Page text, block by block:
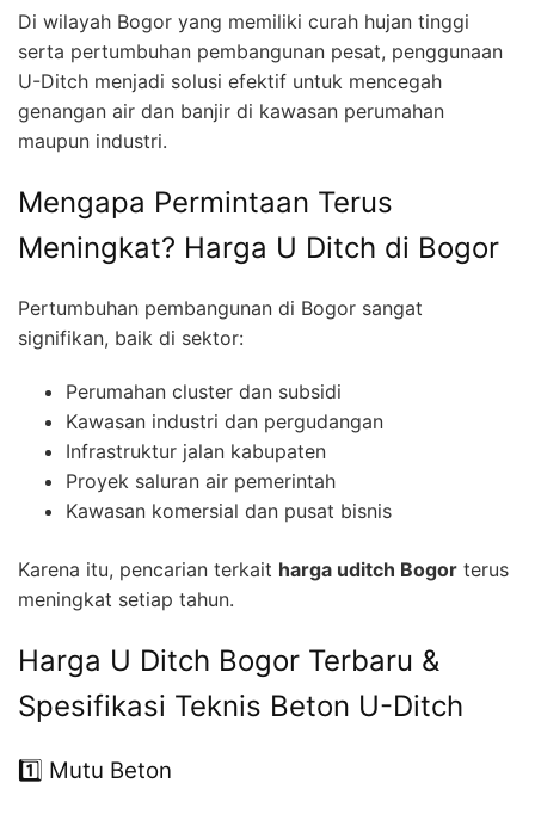
Di wilayah Bogor yang memiliki curah hujan tinggi
serta pertumbuhan pembangunan pesat, penggunaan
U-Ditch menjadi solusi efektif untuk mencegah
genangan air dan banjir di kawasan perumahan
maupun industri.
Mengapa Permintaan Terus
Meningkat? Harga U Ditch di Bogor
Pertumbuhan pembangunan di Bogor sangat
signifikan, baik di sektor:
Perumahan cluster dan subsidi
Kawasan industri dan pergudangan
Infrastruktur jalan kabupaten
Proyek saluran air pemerintah
Kawasan komersial dan pusat bisnis
Karena itu, pencarian terkait harga uditch Bogor terus
meningkat setiap tahun.
Harga U Ditch Bogor Terbaru &
Spesifikasi Teknis Beton U-Ditch
1️⃣ Mutu Beton